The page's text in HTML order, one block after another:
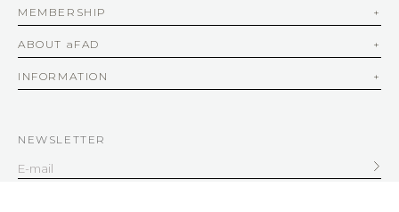
MEMBERSHIP
ABOUT aFAD
INFORMATION
NEWSLETTER